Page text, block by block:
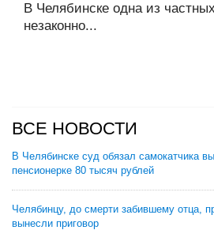
В Челябинске одна из
незаконно...
ВСЕ НОВОСТИ
В Челябинске суд обязал самокатчика
пенсионерке 80 тысяч рублей
Челябинцу, до смерти забившему отца,
вынесли приговор